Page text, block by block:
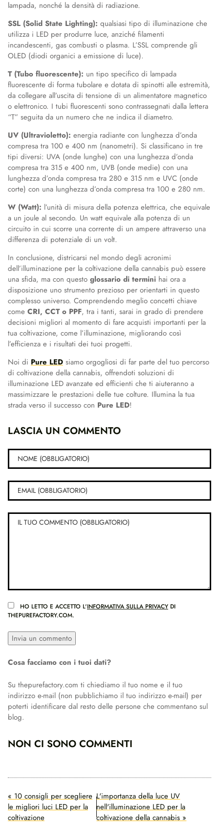
lampada, nonché la densità di radiazione.
SSL (Solid State Lighting): qualsiasi tipo di illuminazione che
utilizza i LED per produrre luce, anziché filamenti
incandescenti, gas combusti o plasma. L’SSL comprende gli
OLED (diodi organici a emissione di luce).
T (Tubo fluorescente): un tipo specifico di lampada
fluorescente di forma tubolare e dotata di spinotti alle estremità,
da collegare all’uscita di tensione di un alimentatore magnetico
o elettronico. I tubi fluorescenti sono contrassegnati dalla lettera
“T” seguita da un numero che ne indica il diametro.
UV (Ultravioletto): energia radiante con lunghezza d’onda
compresa tra 100 e 400 nm (nanometri). Si classificano in tre
tipi diversi: UVA (onde lunghe) con una lunghezza d’onda
compresa tra 315 e 400 nm, UVB (onde medie) con una
lunghezza d’onda compresa tra 280 e 315 nm e UVC (onde
corte) con una lunghezza d’onda compresa tra 100 e 280 nm.
W (Watt): l’unità di misura della potenza elettrica, che equivale
a un joule al secondo. Un watt equivale alla potenza di un
circuito in cui scorre una corrente di un ampere attraverso una
differenza di potenziale di un volt.
In conclusione, districarsi nel mondo degli acronimi
dell’illuminazione per la coltivazione della cannabis può essere
una sfida, ma con questo glossario di termini hai ora a
disposizione uno strumento prezioso per orientarti in questo
complesso universo. Comprendendo meglio concetti chiave
come CRI, CCT o PPF, tra i tanti, sarai in grado di prendere
decisioni migliori al momento di fare acquisti importanti per la
tua coltivazione, come l’illuminazione, migliorando così
l’efficienza e i risultati dei tuoi progetti.
Noi di Pure LED siamo orgogliosi di far parte del tuo percorso
di coltivazione della cannabis, offrendoti soluzioni di
illuminazione LED avanzate ed efficienti che ti aiuteranno a
massimizzare le prestazioni delle tue colture. Illumina la tua
strada verso il successo con Pure LED!
LASCIA UN COMMENTO
HO LETTO E ACCETTO L'INFORMATIVA SULLA PRIVACY DI
THEPUREFACTORY.COM.
ALTERNATIVE:
Cosa facciamo con i tuoi dati?
Su thepurefactory.com ti chiediamo il tuo nome e il tuo
indirizzo e-mail (non pubblichiamo il tuo indirizzo e-mail) per
poterti identificare dal resto delle persone che commentano sul
blog.
NON CI SONO COMMENTI
« 10 consigli per scegliere
le migliori luci LED per la
coltivazione
L'importanza della luce UV
nell'illuminazione LED per la
coltivazione della cannabis »